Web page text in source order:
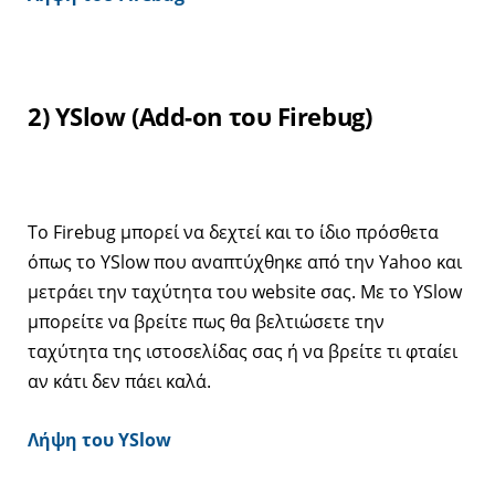
2) YSlow (Add-on του Firebug)
Το Firebug μπορεί να δεχτεί και το ίδιο πρόσθετα
όπως το YSlow που αναπτύχθηκε από την Yahoo και
μετράει την ταχύτητα του website σας. Με το YSlow
μπορείτε να βρείτε πως θα βελτιώσετε την
ταχύτητα της ιστοσελίδας σας ή να βρείτε τι φταίει
αν κάτι δεν πάει καλά.
Λήψη του YSlow